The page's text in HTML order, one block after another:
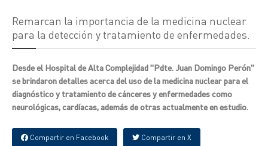
Remarcan la importancia de la medicina nuclear
para la detección y tratamiento de enfermedades.
Desde el Hospital de Alta Complejidad "Pdte. Juan Domingo Perón"
se brindaron detalles acerca del uso de la medicina nuclear para el
diagnóstico y tratamiento de cánceres y enfermedades como
neurológicas, cardíacas, además de otras actualmente en estudio.
Compartir en Facebook Compartir en X